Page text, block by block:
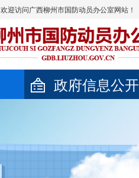
欢迎访问广西柳州市国防动员办公室网站
政府信息公开